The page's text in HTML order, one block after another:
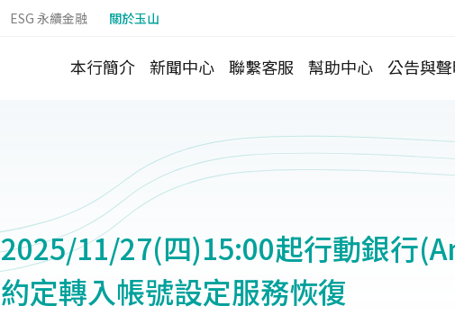
ESG 永續金融 關於玉山
本行簡介 新聞中心 聯繫客服 幫助中心 公告與
2025/11/27(四)15:00起行動銀行
約定轉入帳號設定服務恢復